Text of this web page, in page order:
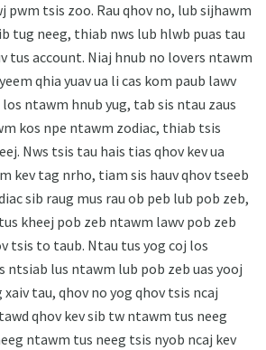
pwm tsis zoo. Rau qhov no, lub sijhawm
tug neeg, thiab nws lub hlwb puas tau
tus account. Niaj hnub no lovers ntawm
qhia yuav ua li cas kom paub lawv
ntawm hnub yug, tab sis ntau zaus
kos npe ntawm zodiac, thiab tsis
Nws tsis tau hais tias qhov kev ua
kev tag nrho, tiam sis hauv qhov tseeb
sib raug mus rau ob peb lub pob zeb,
kheej pob zeb ntawm lawv pob zeb
tsis to taub. Ntau tus yog coj los
ntsiab lus ntawm lub pob zeb uas yooj
xaiv tau, qhov no yog qhov tsis ncaj
qhov kev sib tw ntawm tus neeg
ntawm tus neeg tsis nyob ncaj kev